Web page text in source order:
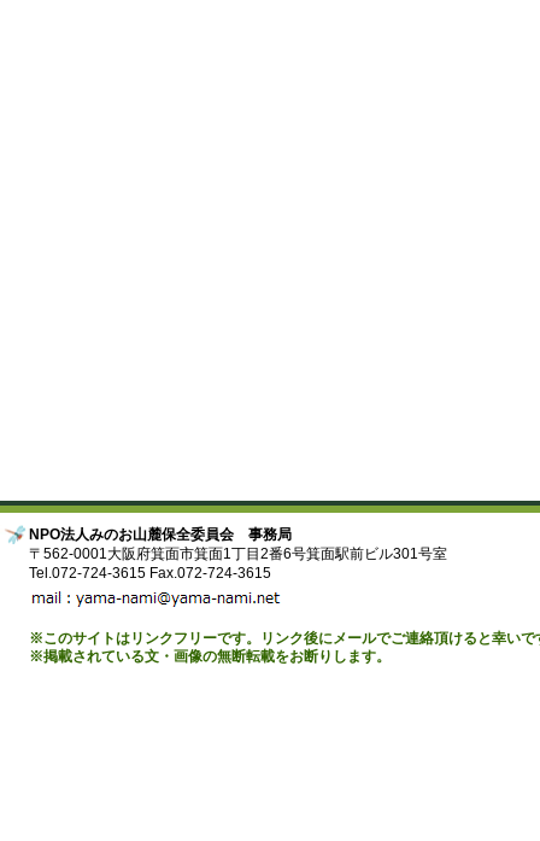
NPO法人みのお山麓保全委員会 事務局
〒562-0001大阪府箕面市箕面1丁目2番6号箕面駅前ビル301号室
Tel.072-724-3615 Fax.072-724-3615
※このサイトはリンクフリーです。リンク後にメールでご連絡頂けると幸いで
※掲載されている文・画像の無断転載をお断りします。